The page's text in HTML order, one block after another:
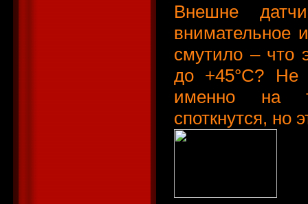
Внешне
внимательное
смутило – что
до +45°С? Не
именно на
споткнутся, но